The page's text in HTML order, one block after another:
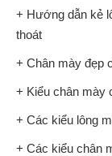
+ Hướng dẫn kẻ
thoát
+ Chân mày đẹp
+ Kiểu chân mày
+ Các kiểu lông
+ Các kiểu chân